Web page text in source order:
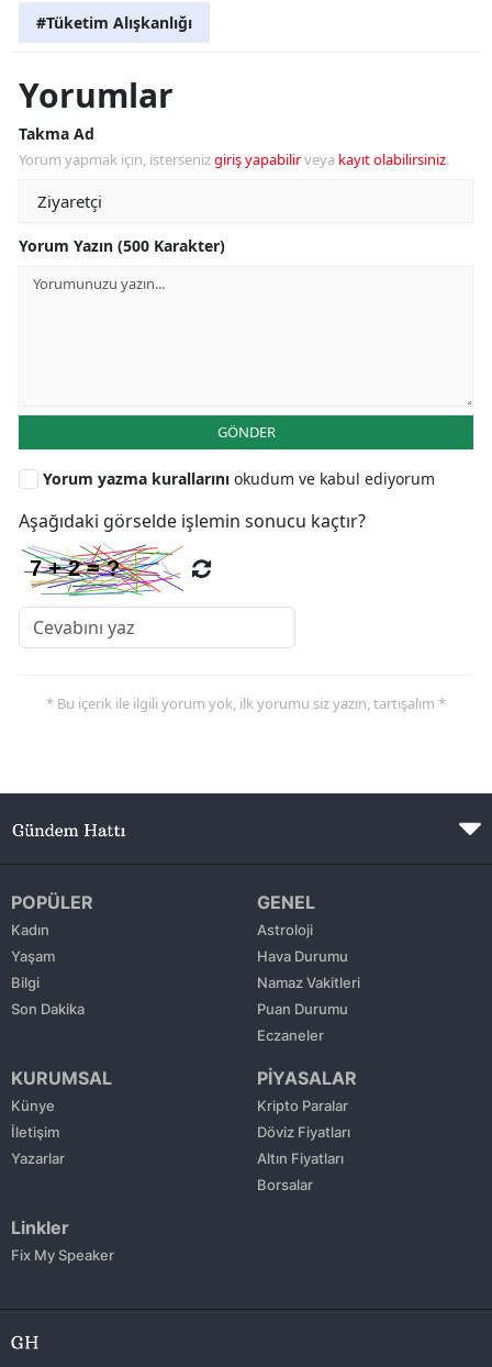
#Tüketim Alışkanlığı
Yorumlar
Takma Ad
Yorum yapmak için, istersenizgiriş yapabilirveya kayıt olabilirsiniz.
Yorum Yazın (500 Karakter)
GÖNDER
Yorum yazma kurallarını okudum ve kabul ediyorum
Aşağıdaki görselde işlemin sonucu kaçtır?
* Bu içerik ile ilgili yorum yok, ilk yorumu siz yazın, tartışalım *
POPÜLER
Kadın
Yaşam
Bilgi
Son Dakika
GENEL
Astroloji
Hava Durumu
Namaz Vakitleri
Puan Durumu
Eczaneler
KURUMSAL
Künye
İletişim
Yazarlar
PİYASALAR
Kripto Paralar
Döviz Fiyatları
Altın Fiyatları
Borsalar
Linkler
Fix My Speaker